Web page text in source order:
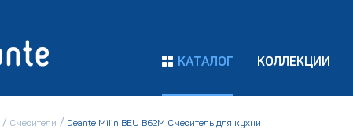
КАТАЛОГ КОЛЛЕКЦИИ
Смесители Deante Milin BEU B62M Смеситель для кухни